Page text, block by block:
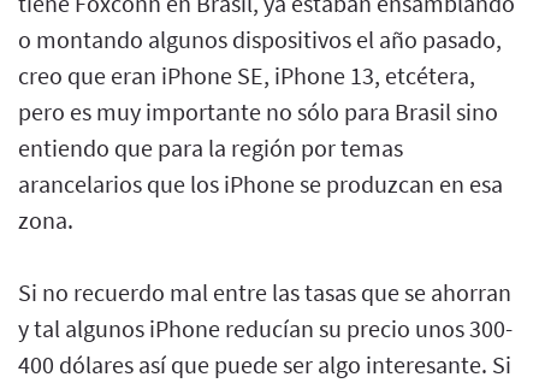
o montando algunos dispositivos el año pasado,
creo que eran iPhone SE, iPhone 13, etcétera,
pero es muy importante no sólo para Brasil sino
entiendo que para la región por temas
arancelarios que los iPhone se produzcan en esa
zona.
Si no recuerdo mal entre las tasas que se ahorran
y tal algunos iPhone reducían su precio unos 300-
400 dólares así que puede ser algo interesante. Si